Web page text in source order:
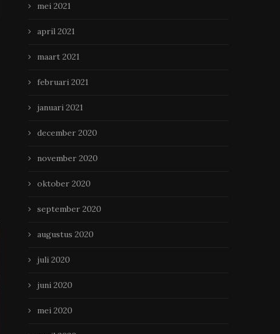
mei 2021
april 2021
maart 2021
februari 2021
januari 2021
december 2020
november 2020
oktober 2020
september 2020
augustus 2020
juli 2020
juni 2020
mei 2020